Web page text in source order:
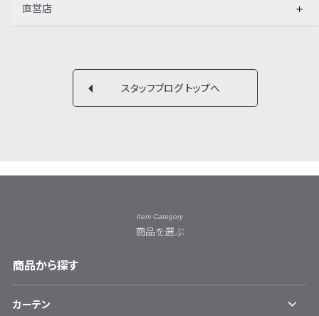
直営店
スタッフブログ トップへ
Item Category
商品を選ぶ
商品から探す
カーテン